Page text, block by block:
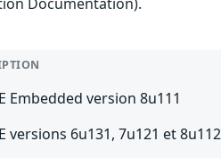
Embedded version 8u111
versions 6u131, 7u121 et 8u112